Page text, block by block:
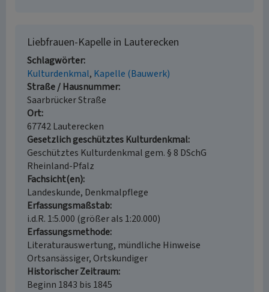
Liebfrauen-Kapelle in Lauterecken
Schlagwörter
Kulturdenkmal Kapelle (Bauwerk)
Straße / Hausnummer
Saarbrücker Straße
Ort
67742 Lauterecken
Gesetzlich geschütztes Kulturdenkmal
Geschütztes Kulturdenkmal gem. § 8 DSchG
Rheinland-Pfalz
Fachsicht(en)
Landeskunde, Denkmalpflege
Erfassungsmaßstab
i.d.R. 1:5.000 (größer als 1:20.000)
Erfassungsmethode
Literaturauswertung, mündliche Hinweise
Ortsansässiger, Ortskundiger
Historischer Zeitraum
Beginn 1843 bis 1845